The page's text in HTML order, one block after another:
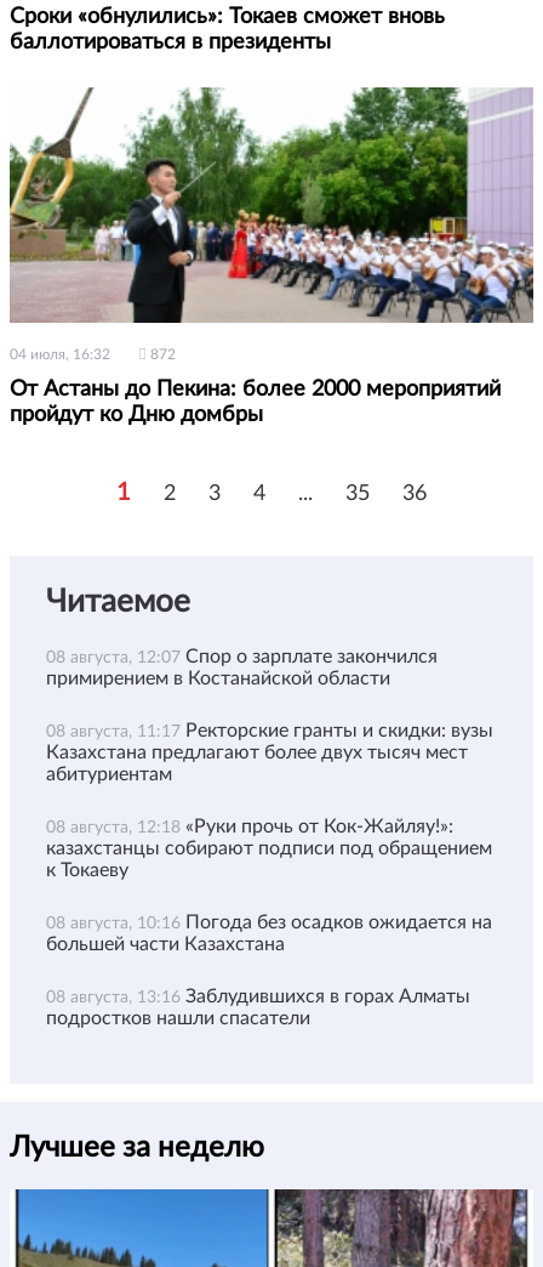
Сроки «обнулились»: Токаев сможет вновь
баллотироваться в президенты
04 июля, 16:32 872
От Астаны до Пекина: более 2000 мероприятий
пройдут ко Дню домбры
1 2 3 4 ... 35 36
Читаемое
08 августа, 12:07 Спор о зарплате закончился
примирением в Костанайской области
08 августа, 11:17 Ректорские гранты и скидки: вузы
Казахстана предлагают более двух тысяч мест
абитуриентам
08 августа, 12:18 «Руки прочь от Кок-Жайляу!»:
казахстанцы собирают подписи под обращением
к Токаеву
08 августа, 10:16 Погода без осадков ожидается на
большей части Казахстана
08 августа, 13:16 Заблудившихся в горах Алматы
подростков нашли спасатели
Лучшее за неделю